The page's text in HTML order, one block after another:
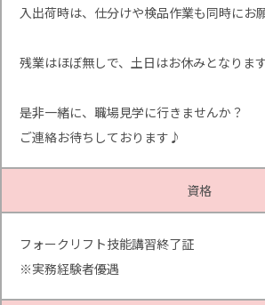
入出荷時は、仕分けや検品作業も同時にお
残業はほぼ無しで、土日はお休みとなります
是非一緒に、職場見学に行きませんか？
ご連絡お待ちしております♪
資格
フォークリフト技能講習終了証
※実務経験者優遇